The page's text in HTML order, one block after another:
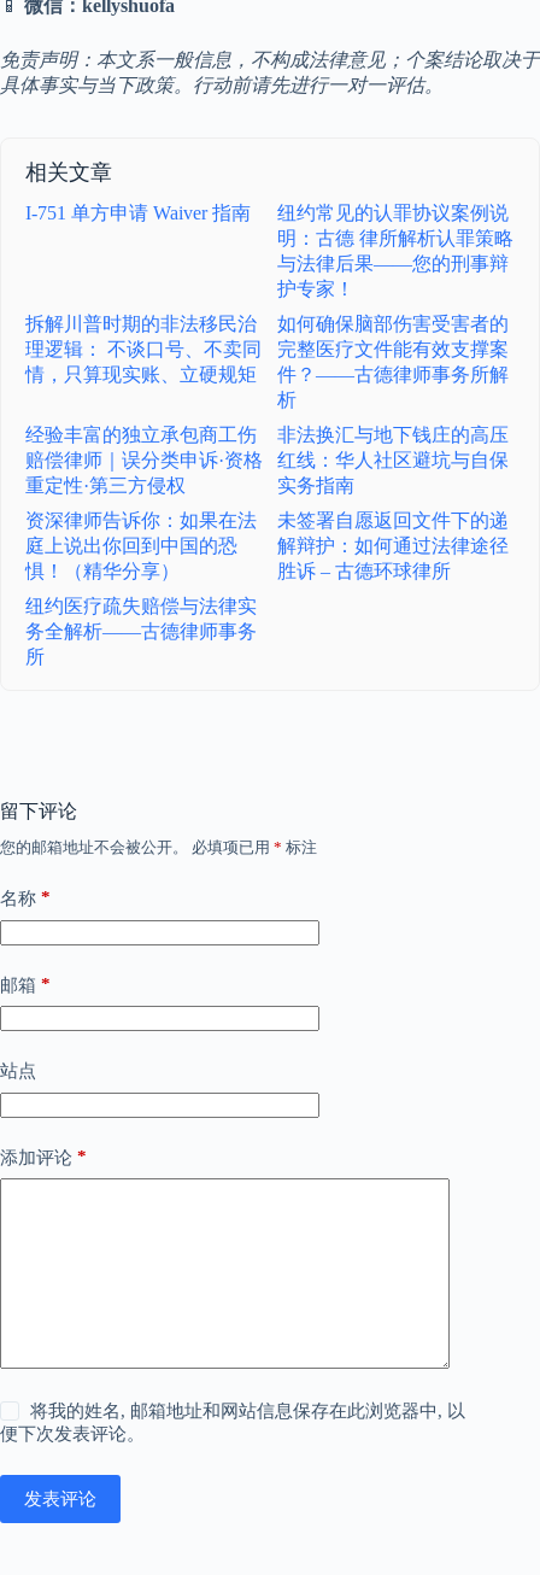
📱 微信：kellyshuofa
免责声明：本文系一般信息，不构成法律意见；个案结论取决于
具体事实与当下政策。行动前请先进行一对一评估。
相关文章
I-751 单方申请 Waiver 指南
纽约常见的认罪协议案例说
明：古德 律所解析认罪策略
与法律后果——您的刑事辩
护专家！
拆解川普时期的非法移民治
理逻辑： 不谈口号、不卖同
情，只算现实账、立硬规矩
如何确保脑部伤害受害者的
完整医疗文件能有效支撑案
件？——古德律师事务所解
析
经验丰富的独立承包商工伤
赔偿律师｜误分类申诉·资格
重定性·第三方侵权
非法换汇与地下钱庄的高压
红线：华人社区避坑与自保
实务指南
资深律师告诉你：如果在法
庭上说出你回到中国的恐
惧！（精华分享）
未签署自愿返回文件下的递
解辩护：如何通过法律途径
胜诉 – 古德环球律所
纽约医疗疏失赔偿与法律实
务全解析——古德律师事务
所
留下评论
您的邮箱地址不会被公开。 必填项已用 * 标注
名称 *
邮箱 *
站点
添加评论 *
将我的姓名, 邮箱地址和网站信息保存在此浏览器中, 以
便下次发表评论。
发表评论